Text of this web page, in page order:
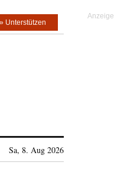
» Unterstützen
Sa, 8. Aug 2026